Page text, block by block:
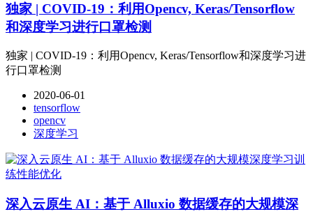
独家 | COVID-19：利用Opencv, Keras/Tensorflow
和深度学习进行口罩检测
独家 | COVID-19：利用Opencv, Keras/Tensorflow和深度学习进
行口罩检测
2020-06-01
tensorflow
opencv
深度学习
深入云原生 AI：基于 Alluxio 数据缓存的大规模深